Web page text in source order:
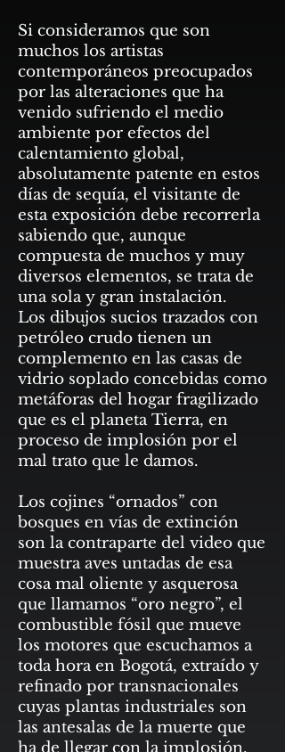
Si consideramos que son
muchos los artistas
contemporáneos preocupados
por las alteraciones que ha
venido sufriendo el medio
ambiente por efectos del
calentamiento global,
absolutamente patente en estos
días de sequía, el visitante de
esta exposición debe recorrerla
sabiendo que, aunque
compuesta de muchos y muy
diversos elementos, se trata de
una sola y gran instalación.
Los dibujos sucios trazados con
petróleo crudo tienen un
complemento en las casas de
vidrio soplado concebidas como
metáforas del hogar fragilizado
que es el planeta Tierra, en
proceso de implosión por el
mal trato que le damos.
Los cojines “ornados” con
bosques en vías de extinción
son la contraparte del video que
muestra aves untadas de esa
cosa mal oliente y asquerosa
que llamamos “oro negro”, el
combustible fósil que mueve
los motores que escuchamos a
toda hora en Bogotá, extraído y
refinado por transnacionales
cuyas plantas industriales son
las antesalas de la muerte que
ha de llegar con la implosión.